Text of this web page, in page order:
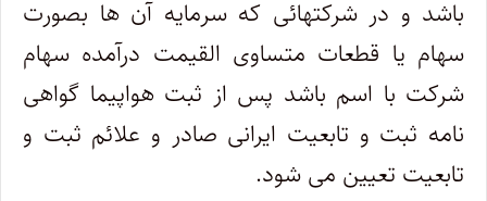
باشد و در شرکتهائی که‌ سرمایه آن ها بصورت
سهام یا قطعات متساوی‌ القیمت درآمده سهام
شرکت با اسم باشد پس از ثبت هواپیما گواهی
نامه ثبت و تابعیت ایرانی صادر و علائم‌ ثبت و
تابعیت تعیین می‌ شود.